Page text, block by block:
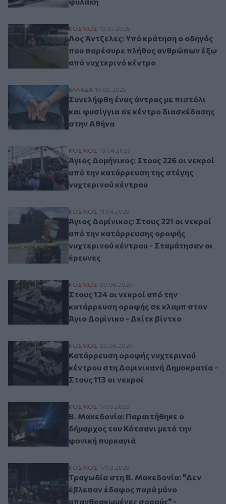
Λος Άντζελες: Υπό κράτηση ο οδηγός
ΚΟΣΜΟΣ 19.07.2025
Λος Άντζελες: Υπό κράτηση ο οδηγός
που παρέσυρε πλήθος ανθρώπων έξω
από νυχτερινό κέντρο
Συνελήφθη ένας άντρας με πιστόλι και
ΕΛΛAΔΑ 18.05.2025
Συνελήφθη ένας άντρας με πιστόλι
και φυσίγγια σε κέντρο διασκέδασης
στην Αθήνα
Άγιος Δομήνικος: Στους 226 οι νεκροί
ΚΟΣΜΟΣ 13.04.2025
Άγιος Δομήνικος: Στους 226 οι νεκροί
από την κατάρρευση της στέγης
νυχτερινού κέντρου
Άγιος Δομίνικος: Στους 221 οι νεκροί
ΚΟΣΜΟΣ 11.04.2025
Άγιος Δομίνικος: Στους 221 οι νεκροί
από την κατάρρευσης οροφής
νυχτερινού κέντρου - Σταμάτησαν οι
έρευνες
Στους 124 οι νεκροί από την κατάρρευση
ΚΟΣΜΟΣ 09.04.2025
Στους 124 οι νεκροί από την
κατάρρευση οροφής σε κλαμπ στον
Άγιο Δομίνικο - Δείτε βίντεο
Κατάρρευση οροφής νυχτερινού κέντρου
ΚΟΣΜΟΣ 09.04.2025
Κατάρρευση οροφής νυχτερινού
κέντρου στη Δομινικανή Δημοκρατία -
Στους 113 οι νεκροί
Β. Μακεδονία: Παραιτήθηκε ο δήμαρχος
ΚΟΣΜΟΣ 17.03.2025
Β. Μακεδονία: Παραιτήθηκε ο
δήμαρχος του Κότσανι μετά την
φονική πυρκαγιά
Τραγωδία στη Β. Μακεδονία: "Δεν
ΚΟΣΜΟΣ 17.03.2025
Τραγωδία στη Β. Μακεδονία: "Δεν
έβλεπαν έδαφος παρά μόνο
απανθρακωμένες σορούς" -